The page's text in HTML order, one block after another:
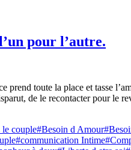
pour l’autre.
toute la place et tasse
de le recontacter pour le
le couple#Besoin d Amour
#communication Intime